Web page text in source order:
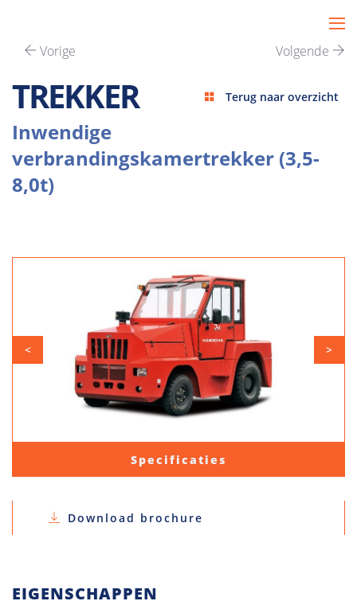
Vorige Volgende
Terug naar overzicht
TREKKER
Inwendige
verbrandingskamertrekker (3,5-
8,0t)
< >
Specificaties
Download brochure
EIGENSCHAPPEN